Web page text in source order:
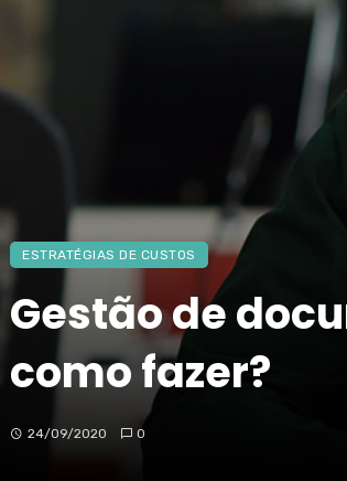
ESTRATÉGIAS DE CUSTOS
Gestão de
como fazer?
24/09/2020 0